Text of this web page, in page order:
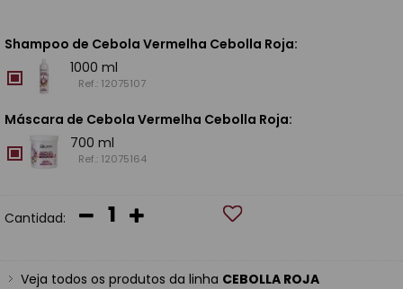
Shampoo de Cebola Vermelha Cebolla Roja:
1000 ml
Ref.: 12075107
Máscara de Cebola Vermelha Cebolla Roja:
700 ml
Ref.: 12075164
Cantidad:
Veja todos os produtos da linha CEBOLLA ROJA